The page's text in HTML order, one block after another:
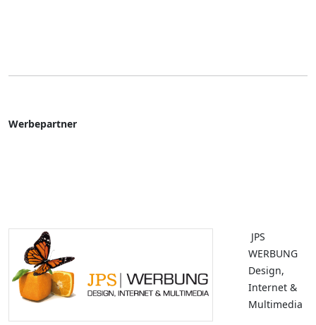
Werbepartner
JPS
WERBUNG
Design,
Internet &
Multimedia